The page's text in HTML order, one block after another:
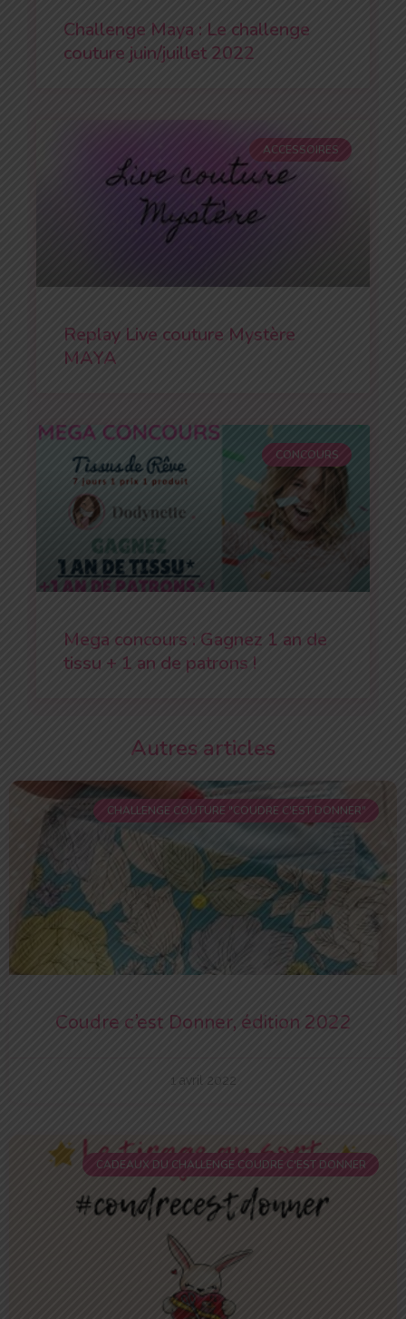
Challenge Maya : Le challenge
couture juin/juillet 2022
ACCESSOIRES
Replay Live couture Mystère
MAYA
CONCOURS
Mega concours : Gagnez 1 an de
tissu + 1 an de patrons !
Autres articles
CHALLENGE COUTURE "COUDRE C'EST DONNER"
Coudre c’est Donner, édition 2022
1 avril 2022
CADEAUX DU CHALLENGE COUDRE C'EST DONNER